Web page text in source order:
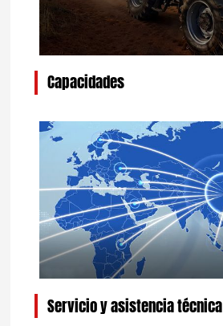
Capacidades
Servicio y asistencia técnica